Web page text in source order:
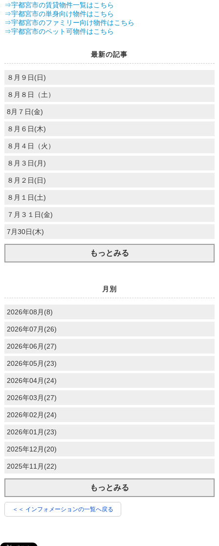
⇒宇都宮市の賃貸物件一覧はこちら
⇒宇都宮市の単身向け物件はこちら
⇒宇都宮市のファミリー向け物件はこちら
⇒宇都宮市のペット可物件はこちら
最新の記事
８月９日(日)
８月８日（土）
8月７日(金)
８月６日(木)
８月４日（火）
８月３日(月)
８月２日(日)
８月１日(土)
７月３１日(金)
7月30日(木)
もっとみる
月別
2026年08月(8)
2026年07月(26)
2026年06月(27)
2026年05月(23)
2026年04月(24)
2026年03月(27)
2026年02月(24)
2026年01月(23)
2025年12月(20)
2025年11月(22)
もっとみる
＜＜ インフォメーションの一覧へ戻る